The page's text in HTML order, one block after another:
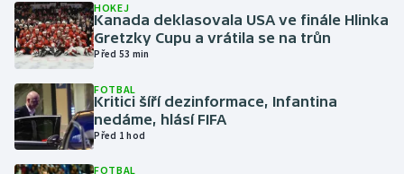
Gymnastika
Házená
Jezdectví
Judo
HOKEJ
Kanada deklasovala USA ve finále Hlinka
Gretzky Cupu a vrátila se na trůn
Před 53 min
FOTBAL
Kritici šíří dezinformace, Infantina
nedáme, hlásí FIFA
Před 1 hod
FOTBAL